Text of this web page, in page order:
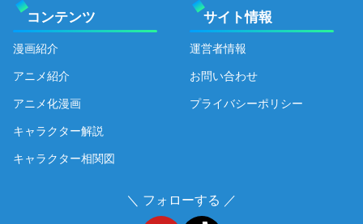
コンテンツ
漫画紹介
アニメ紹介
アニメ化漫画
キャラクター解説
キャラクター相関図
サイト情報
運営者情報
お問い合わせ
プライバシーポリシー
＼ フォローする ／